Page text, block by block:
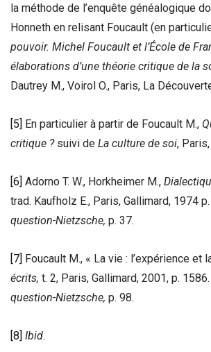
la méthode de l’enquête généalogique
Honneth en relisant Foucault (en
pouvoir. Michel Foucault et l’École de
élaborations d’une théorie critique de la
Dautrey M., Voirol O., Paris, La
[5] En particulier à partir de Foucault M.,
critique ? suivi de La culture de soi,
[6] Adorno T. W., Horkheimer M.,
trad. Kaufholz E., Paris, Gallimard, 1974
question-Nietzsche, p. 37.
[7] Foucault M., « La vie : l’expérience et
écrits, t. 2, Paris, Gallimard, 2001, p.
question-Nietzsche, p. 98.
[8] Ibid.